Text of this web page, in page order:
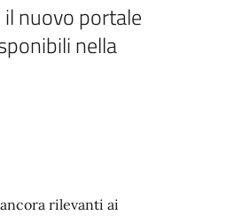
nuovo portale
nella
rilevanti ai